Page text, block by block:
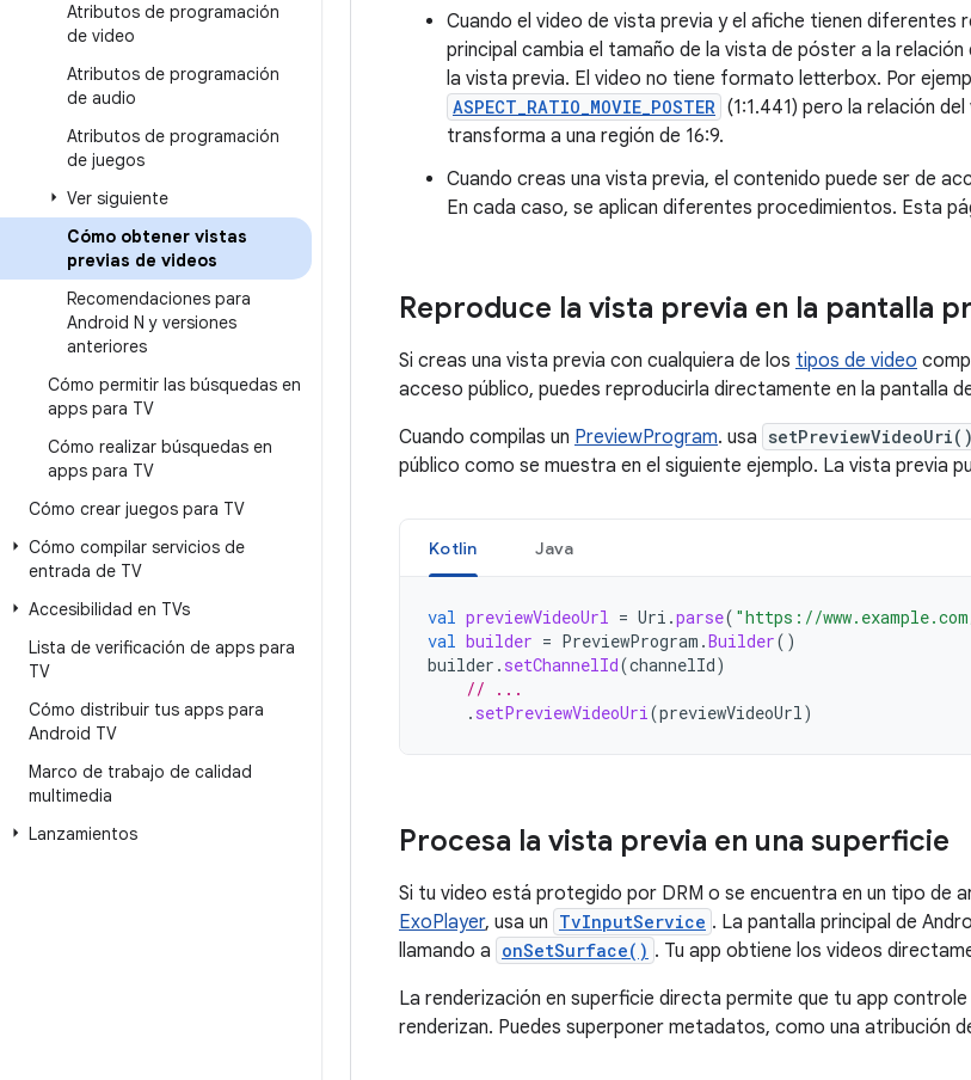
Atributos de programación
de video
Atributos de programación
de audio
Atributos de programación
de juegos
Ver siguiente
Cómo obtener vistas
previas de videos
Recomendaciones para
Android N y versiones
anteriores
Cómo permitir las búsquedas en
apps para TV
Cómo realizar búsquedas en
apps para TV
Cómo crear juegos para TV
Cómo compilar servicios de
entrada de TV
Accesibilidad en TVs
Lista de verificación de apps para
TV
Cómo distribuir tus apps para
Android TV
Marco de trabajo de calidad
multimedia
Lanzamientos
Cuando el video de vista previa y el afiche tienen diferentes
principal cambia el tamaño de la vista de póster a la
la vista previa. El video no tiene formato letterbox. Por
ASPECT_RATIO_MOVIE_POSTER (1:1.441) pero la relación
transforma a una región de 16:9.
Cuando creas una vista previa, el contenido puede ser de
En cada caso, se aplican diferentes procedimientos. Esta
Reproduce la vista previa en la pantalla
Si creas una vista previa con cualquiera de los tipos de video
acceso público, puedes reproducirla directamente en la pantalla
Cuando compilas un PreviewProgram. usa setPreviewVideoUri()
público como se muestra en el siguiente ejemplo. La vista previa
Kotlin Java
val previewVideoUrl = Uri .parse( "https://
val builder = PreviewProgram .Builder()
builder . setChannelId(channelId)
// ...
. setPreviewVideoUri(previewVideoUrl)
Procesa la vista previa en una superficie
Si tu video está protegido por DRM o se encuentra en un tipo de
ExoPlayer, usa un TvInputService . La pantalla principal de
llamando a onSetSurface() . Tu app obtiene los videos
La renderización en superficie directa permite que tu app
renderizan. Puedes superponer metadatos, como una atribución